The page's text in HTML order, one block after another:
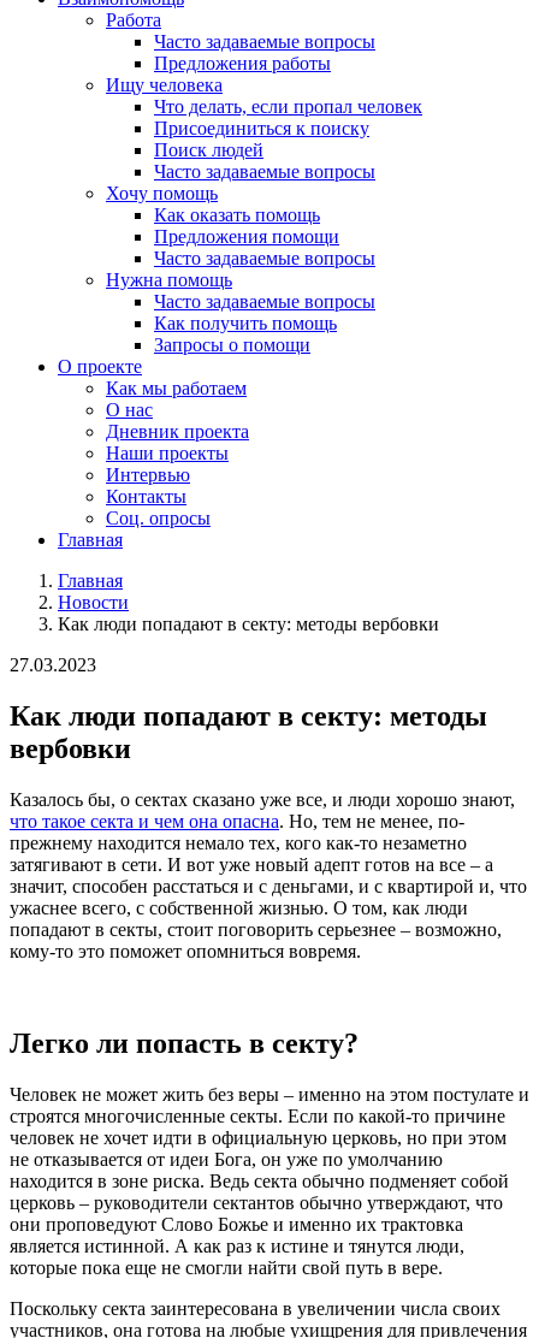
Работа
Часто задаваемые вопросы
Предложения работы
Ищу человека
Что делать, если пропал человек
Присоединиться к поиску
Поиск людей
Часто задаваемые вопросы
Хочу помощь
Как оказать помощь
Предложения помощи
Часто задаваемые вопросы
Нужна помощь
Часто задаваемые вопросы
Как получить помощь
Запросы о помощи
О проекте
Как мы работаем
О нас
Дневник проекта
Наши проекты
Интервью
Контакты
Соц. опросы
Главная
Главная
Новости
Как люди попадают в секту: методы вербовки
27.03.2023
Как люди попадают в секту: методы
вербовки
Казалось бы, о сектах сказано уже все, и люди хорошо знают,
что такое секта и чем она опасна. Но, тем не менее, по-
прежнему находится немало тех, кого как-то незаметно
затягивают в сети. И вот уже новый адепт готов на все – а
значит, способен расстаться и с деньгами, и с квартирой и, что
ужаснее всего, с собственной жизнью. О том, как люди
попадают в секты, стоит поговорить серьезнее – возможно,
кому-то это поможет опомниться вовремя.
Легко ли попасть в секту?
Человек не может жить без веры – именно на этом постулате и
строятся многочисленные секты. Если по какой-то причине
человек не хочет идти в официальную церковь, но при этом
не отказывается от идеи Бога, он уже по умолчанию
находится в зоне риска. Ведь секта обычно подменяет собой
церковь – руководители сектантов обычно утверждают, что
они проповедуют Слово Божье и именно их трактовка
является истинной. А как раз к истине и тянутся люди,
которые пока еще не смогли найти свой путь в вере.
Поскольку секта заинтересована в увеличении числа своих
участников, она готова на любые ухищрения для привлечения